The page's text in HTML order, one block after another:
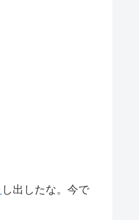
し出したな。今で